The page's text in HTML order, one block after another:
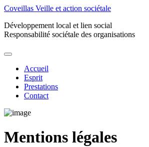
Coveillas Veille et action sociétale
Développement local et lien social
Responsabilité sociétale des organisations
Accueil
Esprit
Prestations
Contact
Mentions légales